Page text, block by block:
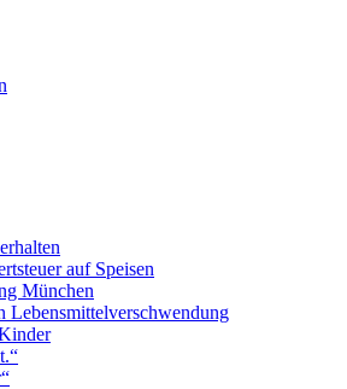
auf Speisen
München
Lebensmittelverschwendung